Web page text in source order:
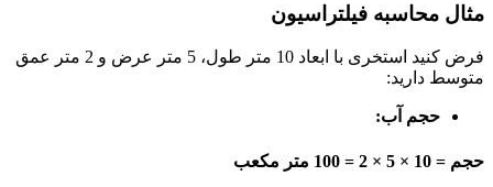
مثال محاسبه فیلتراسیون
فرض کنید استخری با ابعاد 10 متر طول، 5 متر عرض و 2 متر عمق
متوسط دارید:
حجم آب:
حجم = 10 × 5 × 2 = 100 متر مکعب